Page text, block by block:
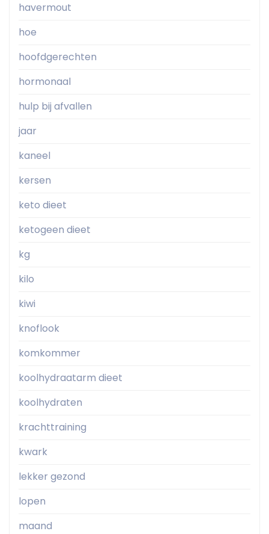
havermout
hoe
hoofdgerechten
hormonaal
hulp bij afvallen
jaar
kaneel
kersen
keto dieet
ketogeen dieet
kg
kilo
kiwi
knoflook
komkommer
koolhydraatarm dieet
koolhydraten
krachttraining
kwark
lekker gezond
lopen
maand